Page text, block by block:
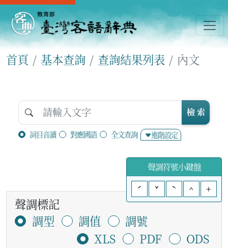
首頁 基本查詢 查詢結果列表 內文
詞目音讀 對應國語 全文查詢 進階設定
檢 索
聲調符號小鍵盤
ˊ
ˇ ˋ ^ +
聲調標記
調型
調值
調號
XLS
PDF
ODS